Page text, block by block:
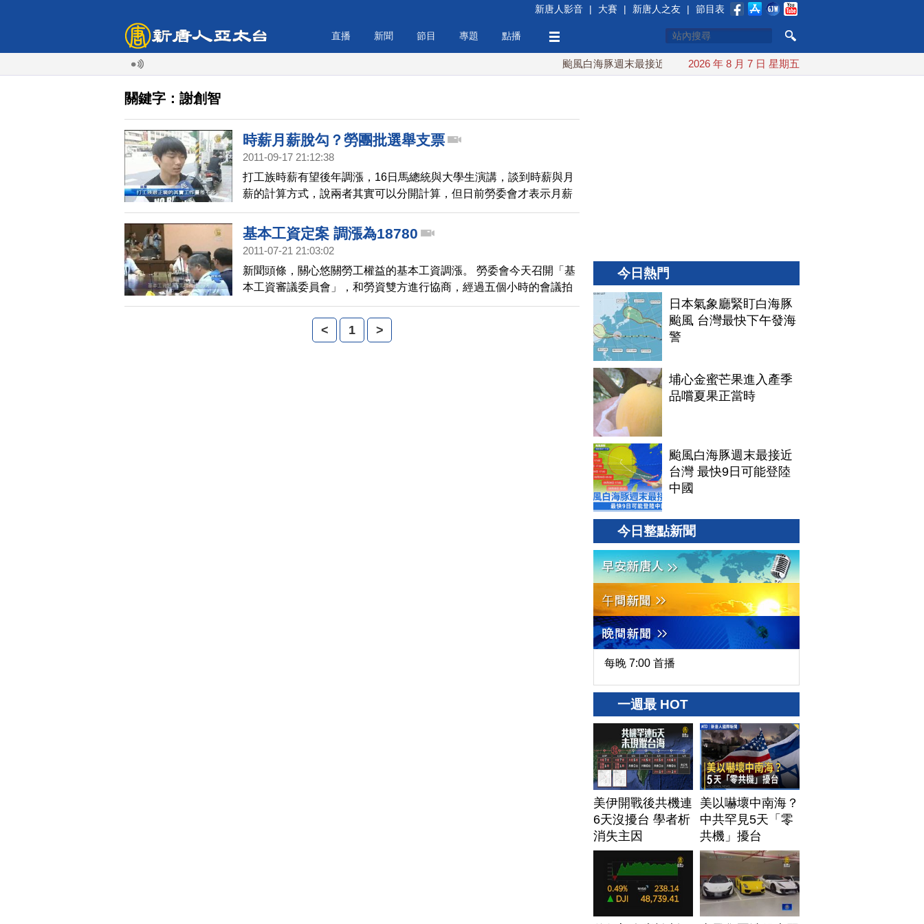
新唐人影音 | 大賽 | 新唐人之友 | 節目表
直播 新聞 節目 專題 點播
颱風白海豚週末最接近台灣 最快9日可能登陸中國
2026 年 8 月 7 日 星期五
關鍵字：謝創智
時薪月薪脫勾？勞團批選舉支票
2011-09-17 21:12:38
打工族時薪有望後年調漲，16日馬總統與大學生演講，談到時薪與月
薪的計算方式，說兩者其實可以分開計算，但日前勞委會才表示月薪
與時薪不能脫勾計算，工商企業界批評馬政府欠缺通盤性考量，勞團
也質疑，為什麼要等到後年，會不會是選舉支票。
基本工資定案 調漲為18780
2011-07-21 21:03:02
新聞頭條，關心悠關勞工權益的基本工資調漲。 勞委會今天召開「基
本工資審議委員會」，和勞資雙方進行協商，經過五個小時的會議拍
板定案，基本工資 將調漲5.03%，從現行的1萬7880元調漲為1萬
8780元。 不過勞工團體則是高喊基本薪資應該為2 萬3459元，才能保
障勞工生存權 與尊嚴。今天 一早， 上百位勞工代表前往勞委會，表
< 1 >
今日熱門
日本氣象廳緊盯白海豚
颱風 台灣最快下午發海
警
埔心金蜜芒果進入產季
品嚐夏果正當時
颱風白海豚週末最接近
台灣 最快9日可能登陸
中國
今日整點新聞
每晚 7:00 首播
一週最 HOT
美伊開戰後共機連
6天沒擾台 學者析
消失主因
美以嚇壞中南海？
中共罕見5天「零
共機」擾台